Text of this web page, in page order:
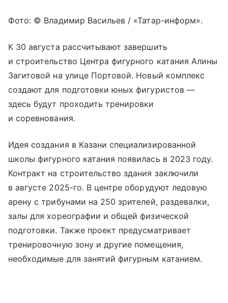
Фото: © Владимир Васильев / «Татар-информ».
К 30 августа рассчитывают завершить
и строительство Центра фигурного катания Алины
Загитовой на улице Портовой. Новый комплекс
создают для подготовки юных фигуристов —
здесь будут проходить тренировки
и соревнования.
Идея создания в Казани специализированной
школы фигурного катания появилась в 2023 году.
Контракт на строительство здания заключили
в августе 2025-го. В центре оборудуют ледовую
арену с трибунами на 250 зрителей, раздевалки,
залы для хореографии и общей физической
подготовки. Также проект предусматривает
тренировочную зону и другие помещения,
необходимые для занятий фигурным катанием.